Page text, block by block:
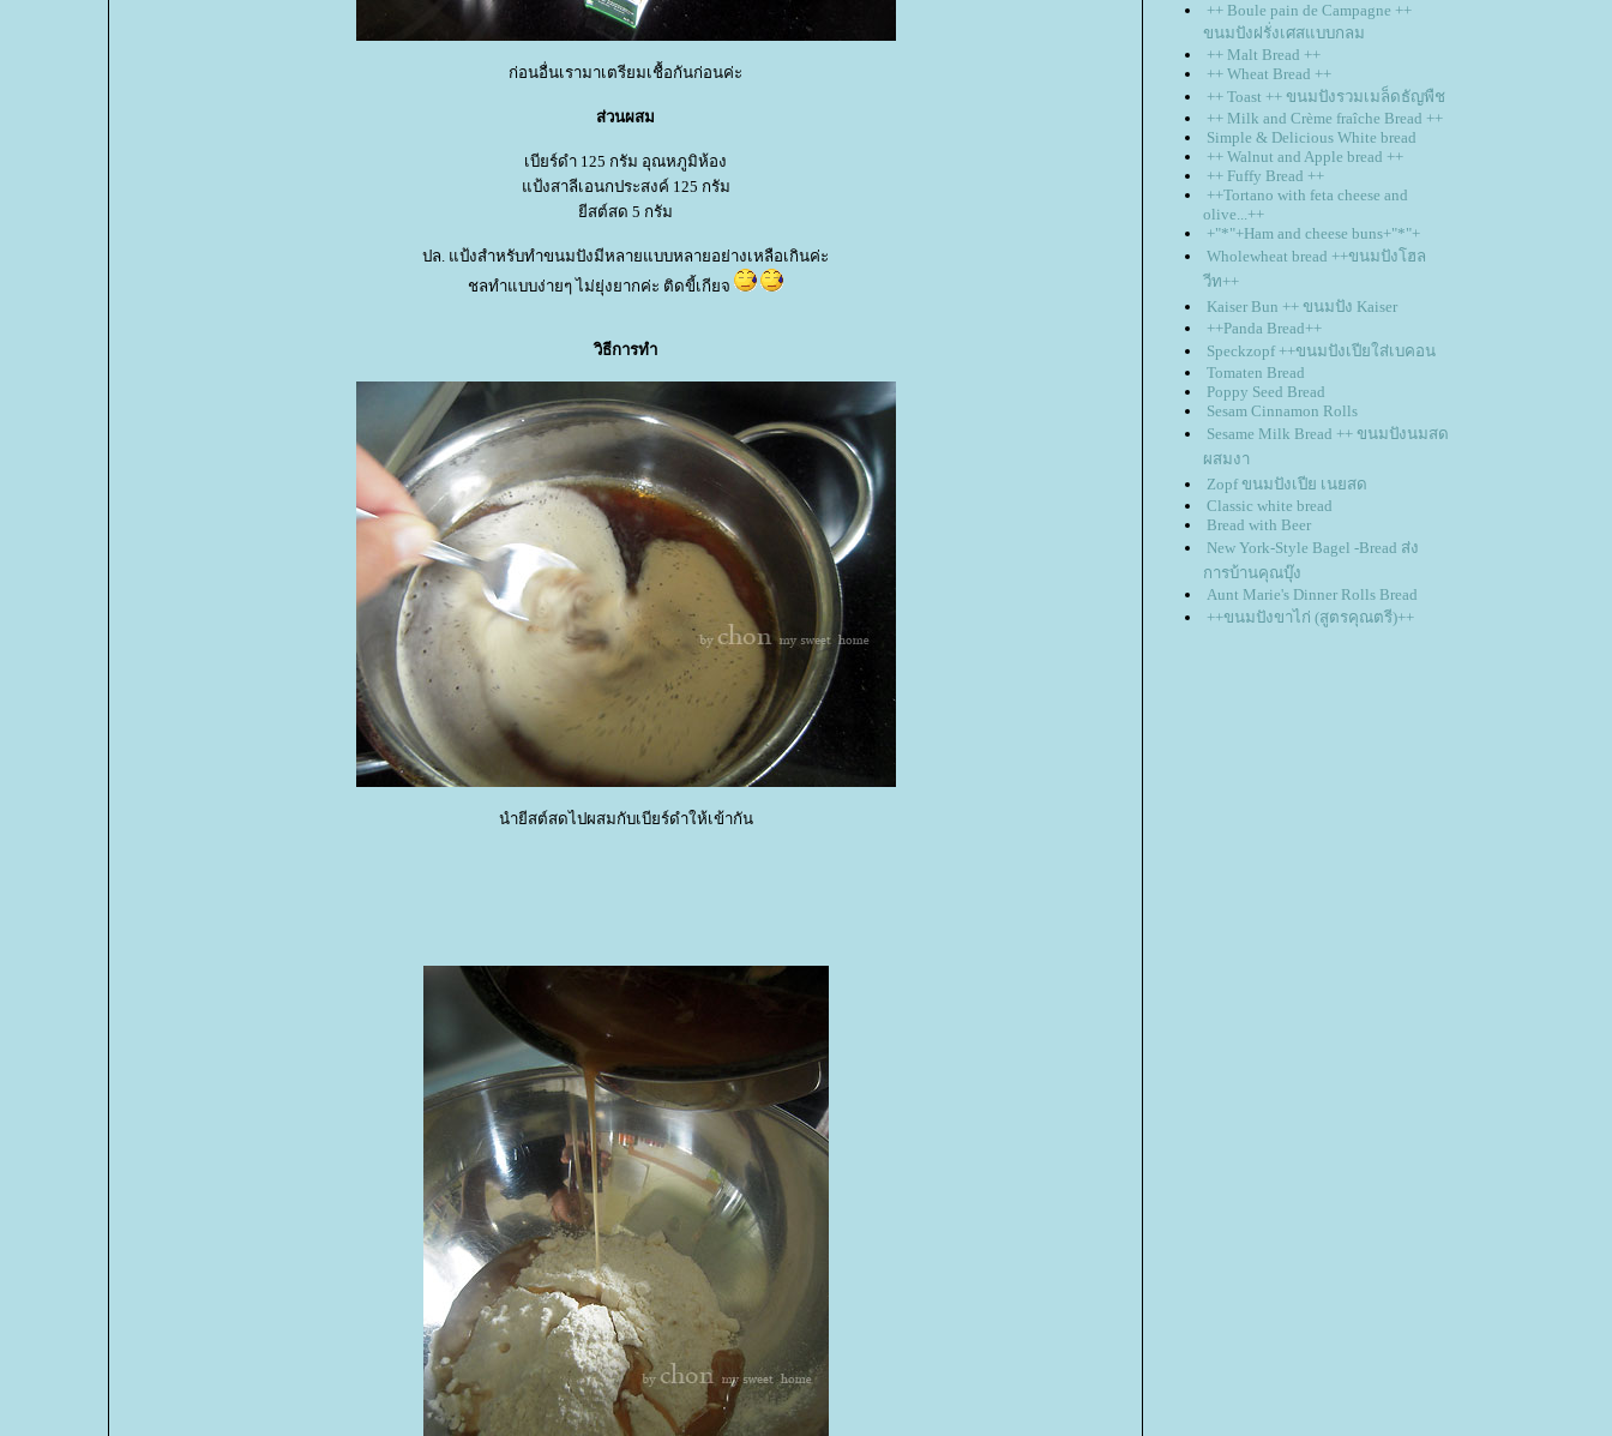
ก่อนอื่นเรามาเตรียมเชื้อกันก่อนค่ะ
ส่วนผสม
เบียร์ดำ 125 กรัม อุณหภูมิห้อง
ป้งสาลีเอนกประสงค์ 125 กรัม
ีสต์สด 5 กรัม
ปล. แป้งสำหรับทำขนมปังมีหลายแบบหลายอย่างเหลือเกินค่ะ
ชลทำแบบง่ายๆ ไม่ยุ่งยากค่ะ ติดขี้เกียจ
วิธีการทำ
นำยีสต์สดไปผสมกับเบียร์ดำให้เข้ากัน
++ Boule pain de Campagne ++
ขนมปังฝรั่งเศสแบบกลม
++ Malt Bread ++
++ Wheat Bread ++
++ Toast ++ ขนมปังรวมเมล็ดธัญพืช
++ Milk and Crème fraîche Bread ++
Simple & Delicious White bread
++ Walnut and Apple bread ++
++ Fuffy Bread ++
++Tortano with feta cheese and
olive...++
+"*"+Ham and cheese buns+"*"+
Wholewheat bread ++ขนมปังโฮล
วีท++
Kaiser Bun ++ ขนมปัง Kaiser
++Panda Bread++
Speckzopf ++ขนมปังเปียใส่เบคอน
Tomaten Bread
Poppy Seed Bread
Sesam Cinnamon Rolls
Sesame Milk Bread ++ ขนมปังนมสด
ผสมงา
Zopf ขนมปังเปีย เนยสด
Classic white bread
Bread with Beer
New York-Style Bagel -Bread ส่ง
การบ้านคุณบุ๊ง
Aunt Marie's Dinner Rolls Bread
++ขนมปังขาไก่ (สูตรคุณตรี)++